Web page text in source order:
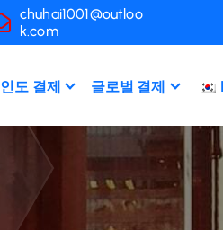
chuhai1001@outloo
k.com
인도 결제 글로벌 결제